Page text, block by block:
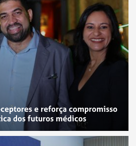
e reforça compromisso
dos futuros médicos